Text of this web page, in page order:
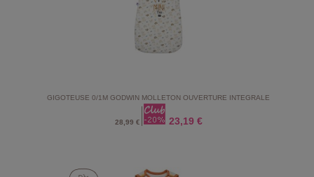
GIGOTEUSE 0/1M GODWIN MOLLETON OUVERTURE INTEGRALE
28,99 € 23,19 €